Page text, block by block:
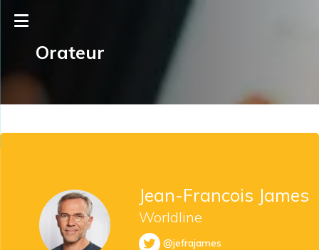
Orateur
Jean-Francois James
Worldline
@jefrajames